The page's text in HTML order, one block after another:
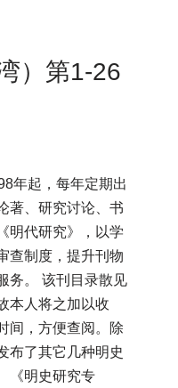
）第1-26
年起，每年定期出
著、研究讨论、书
明代研究》，以学
查制度，提升刊物
务。 该刊目录散见
本人将之加以收
间，方便查阅。除
布了其它几种明史
《明史研究专